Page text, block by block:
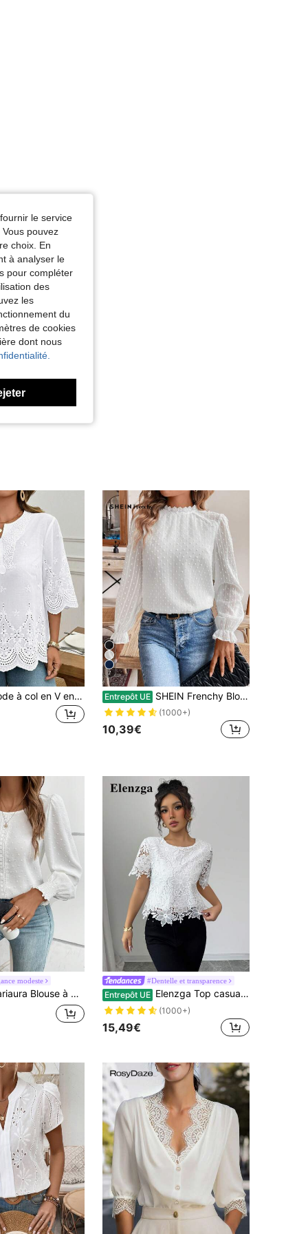
92 cm / 36 in, Couleur: Bleu azur, Taille: L
Blouse à la mode à col en V en dentelle, manches 3/4, nouvelle arrivée printemps/été, blanc
7
Entrepôt UE SHEIN Frenchy Blouse à manches bouffantes en dentelle à pois suisses avec patchwork, hauts à manches longues
(1000+)
10,39€
modeste
à manches lanternes avec insertion en dentelle guipure à pois suisse, hauts à manches longues
#Dentelle et transparence
Entrepôt UE Elenzga Top casual femme blanc à design de fleurs ajourées
(1000+)
15,49€
le service
pouvez
choix. En
à analyser le
pour compléter
des
les
du
de cookies
dont nous